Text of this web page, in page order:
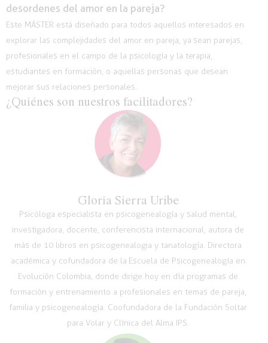
desordenes del amor en la pareja?
Este MÁSTER está diseñado para todos aquellos interesados en
explorar las complejidades del amor en pareja, ya sean parejas,
profesionales en el campo de la psicología y la terapia,
estudiantes en formación, o aquellas personas que desean
mejorar sus relaciones personales.
¿Quiénes son nuestros facilitadores?
Gloria Sierra Uribe
Psicóloga especialista en psicogenealogía y salud mental,
investigadora, docente, conferencista internacional, autora de
más de 10 libros en psicogenealogia y tanatología. Directora
académica y cofundadora de la Escuela de Psicogenealogía en
Evolución Colombia, donde dirige hoy en día programas de
formación y entrenamiento a profesionales en temas de pareja,
familia y psicogenealogía. Coofundadora de la Fundación Soltar
para Volar y Clínica del Alma IPS.